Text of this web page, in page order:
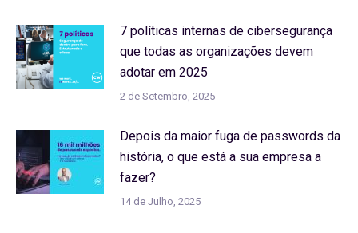
7 políticas internas de cibersegurança
que todas as organizações devem
adotar em 2025
2 de Setembro, 2025
Depois da maior fuga de passwords da
história, o que está a sua empresa a
fazer?
14 de Julho, 2025